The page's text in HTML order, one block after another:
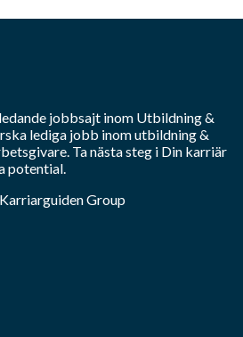
jobbsajt inom Utbildning &
lediga jobb inomutbildning &
Ta nästa steg i Din karriär
potential.
Group